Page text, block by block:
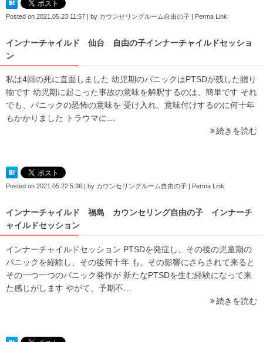
Posted on 2021.05.23 11:57 by カウンセリングルーム自由の子 Perma Link
インナーチャイルド 仙台 自由の子インナーチャイルドセッショ
ン
私は4回の死に直面しました 幼児期のパニックはPTSDが残した贈り
物です 幼児期に起こった事故の意味を解釈するのは、簡単です それ
でも、パニックの恐怖の意味を 受け入れ、意味付けするのに何十年
もかかりました トラウマに…
続きを読む
Posted on 2021.05.22 5:36 by カウンセリングルーム自由の子 Perma Link
インナーチャイルド 福島 カウンセリング自由の子 インナーチ
ャイルドセッション
インナーチャイルドセッション PTSDを発症し、その後の児童期の
パニックを経験し、その後何十年 も、その影響にさらされて来ると
その一つ一つのパニック発作が 新たなPTSDを生む経験になって来
た感じがします やがて、予期不…
続きを読む